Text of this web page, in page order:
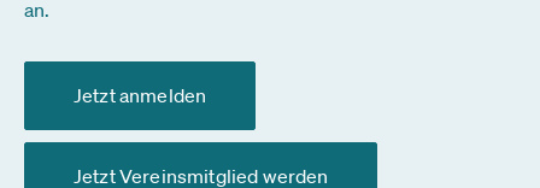
an.
Jetzt anmelden
Jetzt Vereinsmitglied werden